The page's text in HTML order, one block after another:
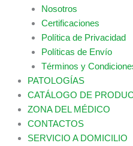
Nosotros
Certificaciones
Política de Privacidad
Políticas de Envío
Términos y
PATOLOGÍAS
CATÁLOGO DE
ZONA DEL MÉDICO
CONTACTOS
SERVICIO A DOMICILIO